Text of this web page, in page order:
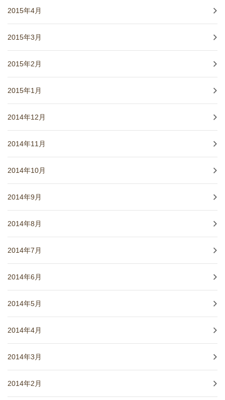
2015年4月
2015年3月
2015年2月
2015年1月
2014年12月
2014年11月
2014年10月
2014年9月
2014年8月
2014年7月
2014年6月
2014年5月
2014年4月
2014年3月
2014年2月